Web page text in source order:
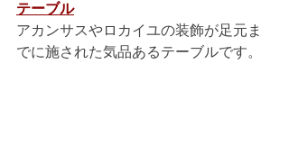
テーブル
アカンサスやロカイユの装飾が足元ま
でに施された気品あるテーブルです。